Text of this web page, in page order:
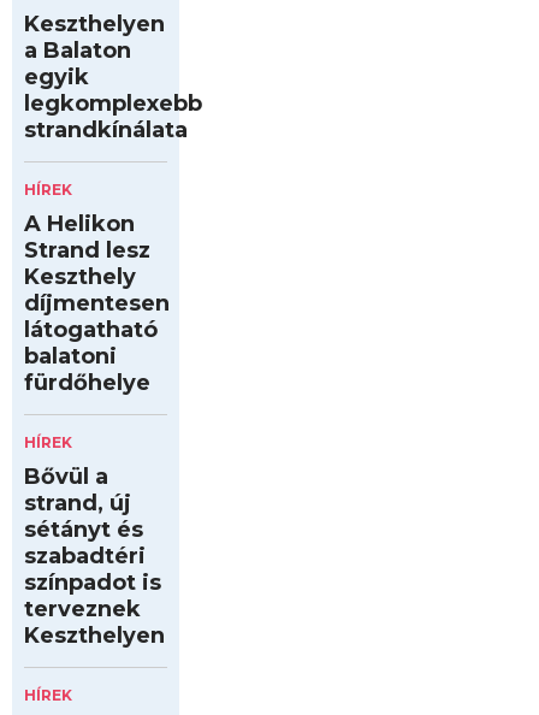
Keszthelyen
a Balaton
egyik
legkomplexebb
strandkínálata
HÍREK
A Helikon
Strand lesz
Keszthely
díjmentesen
látogatható
balatoni
fürdőhelye
HÍREK
Bővül a
strand, új
sétányt és
szabadtéri
színpadot is
terveznek
Keszthelyen
HÍREK